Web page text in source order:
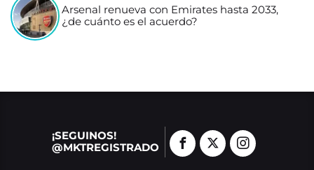
Arsenal renueva con Emirates hasta 2033,
¿de cuánto es el acuerdo?
¡SEGUINOS!
@MKTREGISTRADO